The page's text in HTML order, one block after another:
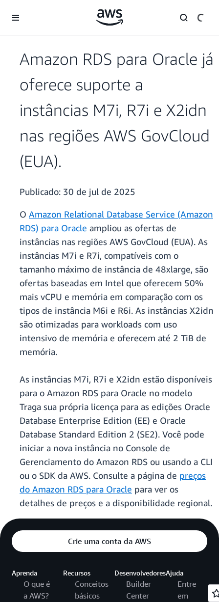
Pular para o conteúdo principal
Amazon RDS para Oracle já
oferece suporte a
instâncias M7i, R7i e X2idn
nas regiões AWS GovCloud
(EUA).
Publicado: 30 de jul de 2025
O Amazon Relational Database Service (Amazon
RDS) para Oracle ampliou as ofertas de
instâncias nas regiões AWS GovCloud (EUA). As
instâncias M7i e R7i, compatíveis com o
tamanho máximo de instância de 48xlarge, são
ofertas baseadas em Intel que oferecem 50%
mais vCPU e memória em comparação com os
tipos de instância M6i e R6i. As instâncias X2idn
são otimizadas para workloads com uso
intensivo de memória e oferecem até 2 TiB de
memória.
As instâncias M7i, R7i e X2idn estão disponíveis
para o Amazon RDS para Oracle no modelo
Traga sua própria licença para as edições Oracle
Database Enterprise Edition (EE) e Oracle
Database Standard Edition 2 (SE2). Você pode
iniciar a nova instância no Console de
Gerenciamento do Amazon RDS ou usando a CLI
ou o SDK da AWS. Consulte a página de preços
do Amazon RDS para Oracle para ver os
detalhes de preços e a disponibilidade regional.
Crie uma conta da AWS
Aprenda
O que é
a AWS?
Recursos
Conceitos
básicos
Desenvolvedores
Builder
Center
Ajuda
Entre
em